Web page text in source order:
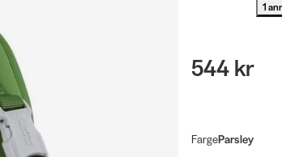
1
544 kr
FargeParsley